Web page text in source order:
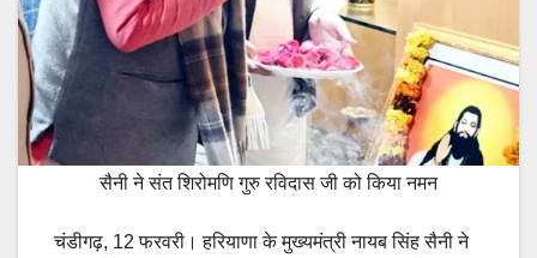
सैनी ने संत शिरोमणि गुरु रविदास जी को किया नमन
चंडीगढ़, 12 फरवरी। हरियाणा के मुख्यमंत्री नायब सिंह सैनी ने